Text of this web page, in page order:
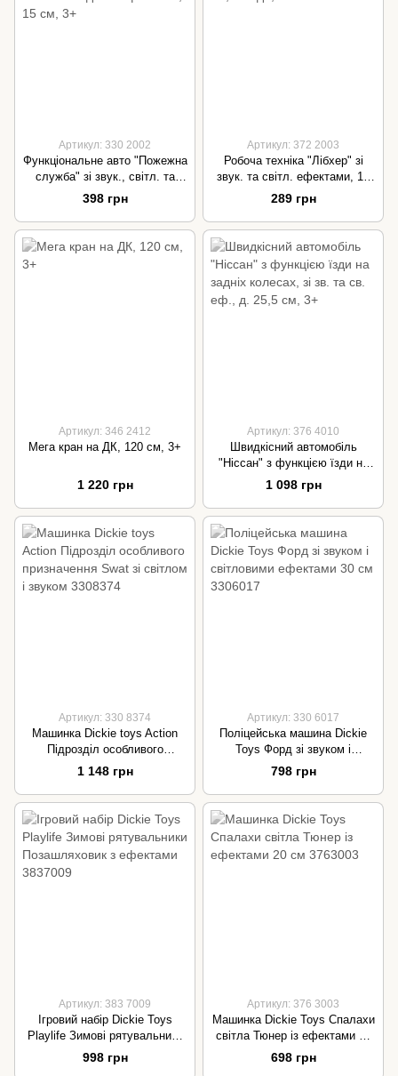
Артикул: 330 2002
Функціональне авто ʺПожежна
службаʺ зі звук., світл. та
водним ефектами, 15 см, 3+
398 грн
Артикул: 372 2003
Робоча техніка ʺЛібхерʺ зі
звук. та світл. ефектами, 18
см, 2 види, 3+
289 грн
Артикул: 346 2412
Мега кран на ДК, 120 см, 3+
1 220 грн
Артикул: 376 4010
Швидкісний автомобіль
"Ніссан" з функцією їзди на
задніх колесах, зі зв. та св.
еф., д. 25,5 см, 3+
1 098 грн
Артикул: 330 8374
Машинка Dickie toys Action
Підрозділ особливого
призначення Swat зі світлом і
звуком 3308374
1 148 грн
Артикул: 330 6017
Поліцейська машина Dickie
Toys Форд зі звуком і
світловими ефектами 30 см
3306017
798 грн
Артикул: 383 7009
Ігровий набір Dickie Toys
Playlife Зимові рятувальники
Позашляховик з ефектами
3837009
998 грн
Артикул: 376 3003
Машинка Dickie Toys Спалахи
світла Тюнер із ефектами 20
см 3763003
698 грн